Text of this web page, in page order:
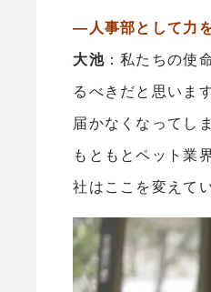
―人事部として力
大池：私たちの使
るべきだと思いま
届かなくなってし
もともとペット業
社はここを変えて